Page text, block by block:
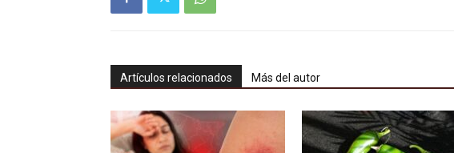
Artículos relacionados Más del autor